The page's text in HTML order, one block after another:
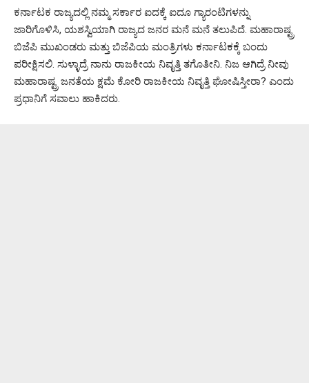
ಕರ್ನಾಟಕ ರಾಜ್ಯದಲ್ಲಿ ನಮ್ಮ ಸರ್ಕಾರ ಐದಕ್ಕೆ ಐದೂ ಗ್ಯಾರಂಟಿಗಳನ್ನು
ಜಾರಿಗೊಳಿಸಿ, ಯಶಸ್ವಿಯಾಗಿ ರಾಜ್ಯದ ಜನರ ಮನೆ ಮನೆ ತಲುಪಿದೆ. ಮಹಾರಾಷ್ಟ್ರ
ಬಿಜೆಪಿ ಮುಖಂಡರು ಮತ್ತು ಬಿಜೆಪಿಯ ಮಂತ್ರಿಗಳು ಕರ್ನಾಟಕಕ್ಕೆ ಬಂದು
ಪರೀಕ್ಷಿಸಲಿ. ಸುಳ್ಳಾದ್ರೆ ನಾನು ರಾಜಕೀಯ ನಿವೃತ್ತಿ ತಗೊತೀನಿ. ನಿಜ ಆಗಿದ್ರೆ ನೀವು
ಮಹಾರಾಷ್ಟ್ರ ಜನತೆಯ ಕ್ಷಮೆ ಕೋರಿ ರಾಜಕೀಯ ನಿವೃತ್ತಿ ಘೋಷಿಸ್ತೀರಾ? ಎಂದು
ಪ್ರಧಾನಿಗೆ ಸವಾಲು ಹಾಕಿದರು.